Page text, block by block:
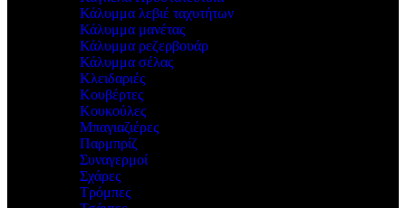
Κάλυμμα λεβιέ ταχυτήτων
Κάλυμμα μανέτας
Κάλυμμα ρεζερβουάρ
Κάλυμμα σέλας
Κλειδαριές
Κουβέρτες
Κουκούλες
Μπαγιαζιέρες
Παρμπρίζ
Συναγερμοί
Σχάρες
Τρόμπες